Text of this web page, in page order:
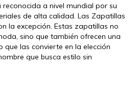
a nivel mundial por su
de alta calidad. Las Zapatillas
la excepción. Estas zapatillas no
sino que también ofrecen una
que las convierte en la elección
que busca estilo sin